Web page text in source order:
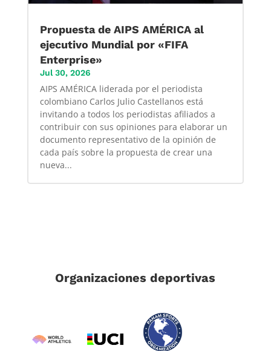
Propuesta de AIPS AMÉRICA al
ejecutivo Mundial por «FIFA
Enterprise»
Jul 30, 2026
AIPS AMÉRICA liderada por el periodista
colombiano Carlos Julio Castellanos está
invitando a todos los periodistas afiliados a
contribuir con sus opiniones para elaborar un
documento representativo de la opinión de
cada país sobre la propuesta de crear una
nueva...
Organizaciones deportivas